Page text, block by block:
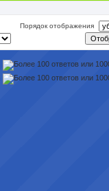
Порядок отображения